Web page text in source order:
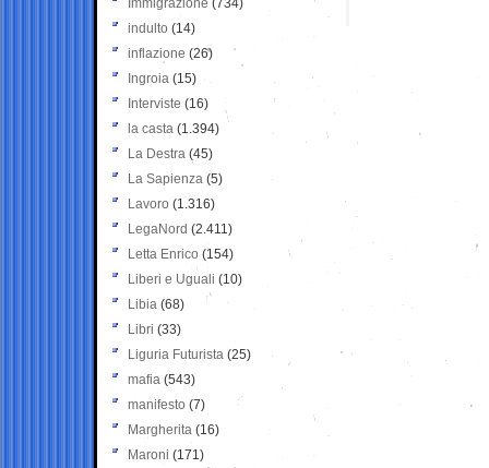
Immigrazione (734)
indulto (14)
inflazione (26)
Ingroia (15)
Interviste (16)
la casta (1.394)
La Destra (45)
La Sapienza (5)
Lavoro (1.316)
LegaNord (2.411)
Letta Enrico (154)
Liberi e Uguali (10)
Libia (68)
Libri (33)
Liguria Futurista (25)
mafia (543)
manifesto (7)
Margherita (16)
Maroni (171)